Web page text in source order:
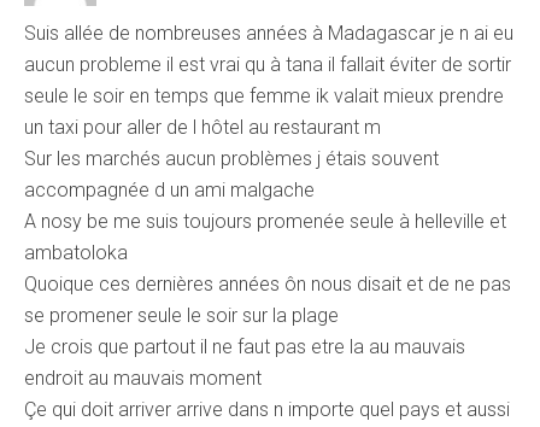
Suis allée de nombreuses années à Madagascar je n ai eu
aucun probleme il est vrai qu à tana il fallait éviter de sortir
seule le soir en temps que femme ik valait mieux prendre
un taxi pour aller de l hôtel au restaurant m
Sur les marchés aucun problèmes j étais souvent
accompagnée d un ami malgache
A nosy be me suis toujours promenée seule à helleville et
ambatoloka
Quoique ces dernières années ôn nous disait et de ne pas
se promener seule le soir sur la plage
Je crois que partout il ne faut pas etre la au mauvais
endroit au mauvais moment
Çe qui doit arriver arrive dans n importe quel pays et aussi